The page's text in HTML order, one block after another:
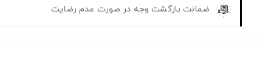
ضمانت بازگشت وجه در صورت عدم رضایت